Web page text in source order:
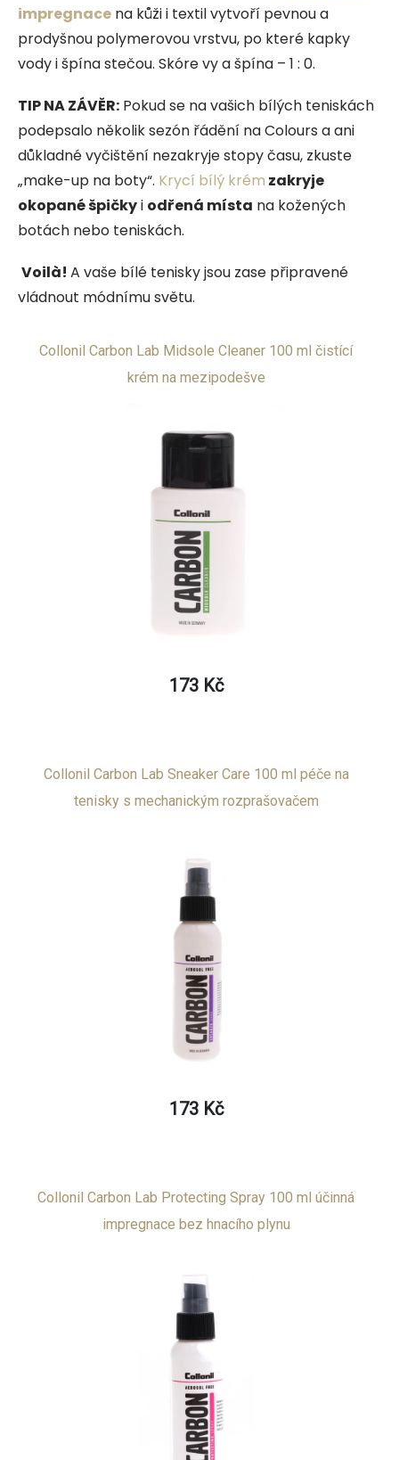
impregnace na kůži i textil vytvoří pevnou a
prodyšnou polymerovou vrstvu, po které kapky
vody i špína stečou. Skóre vy a špína – 1 : 0.
TIP NA ZÁVĚR: Pokud se na vašich bílých teniskách
podepsalo několik sezón řádění na Colours a ani
důkladné vyčištění nezakryje stopy času, zkuste
„make-up na boty“. Krycí bílý krém zakryje
okopané špičkyi odřená místa na kožených
botách nebo teniskách.
Voilà! A vaše bílé tenisky jsou zase připravené
vládnout módnímu světu.